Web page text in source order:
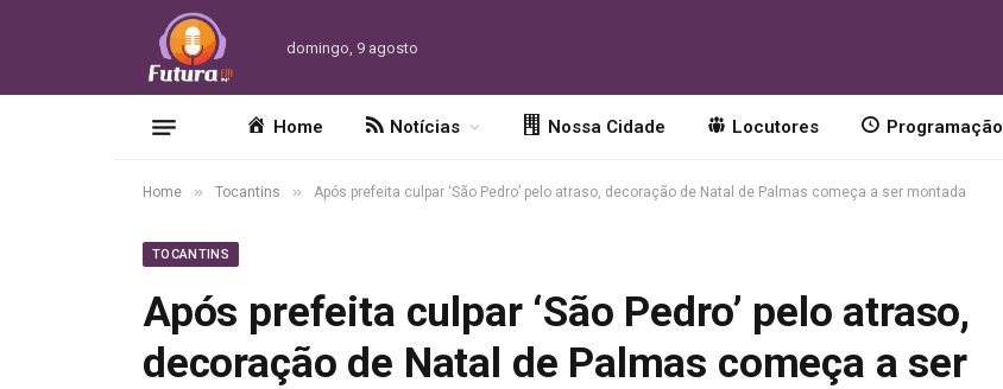
domingo, 9 agosto
Home Notícias Nossa Cidade Locutores Programação
Home » Tocantins » Após prefeita culpar ‘São Pedro’ pelo atraso, decoração de Natal de Palmas começa a ser montada
TOCANTINS
Após prefeita culpar ‘São Pedro’ pelo atraso,
decoração de Natal de Palmas começa a ser